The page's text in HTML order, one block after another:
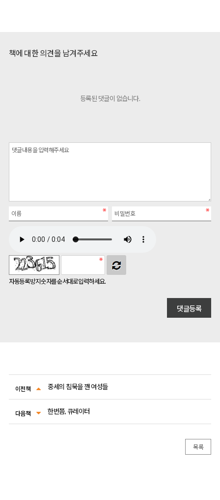
책에 대한 의견을 남겨주세요
등록된 댓글이 없습니다.
자동등록방지 숫자를 순서대로 입력하세요.
이전책 중세의 침묵을 깬 여성들
다음책 한번쯤, 큐레이터
목록